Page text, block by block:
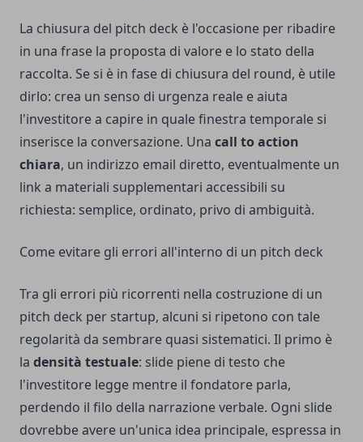
La chiusura del pitch deck è l'occasione per ribadire
in una frase la proposta di valore e lo stato della
raccolta. Se si è in fase di chiusura del round, è utile
dirlo: crea un senso di urgenza reale e aiuta
l'investitore a capire in quale finestra temporale si
inserisce la conversazione. Una call to action
chiara, un indirizzo email diretto, eventualmente un
link a materiali supplementari accessibili su
richiesta: semplice, ordinato, privo di ambiguità.
Come evitare gli errori all'interno di un pitch deck
Tra gli errori più ricorrenti nella costruzione di un
pitch deck per startup, alcuni si ripetono con tale
regolarità da sembrare quasi sistematici. Il primo è
la densità testuale: slide piene di testo che
l'investitore legge mentre il fondatore parla,
perdendo il filo della narrazione verbale. Ogni slide
dovrebbe avere un'unica idea principale, espressa in